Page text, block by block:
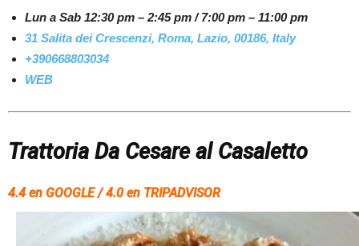
Lun a Sab 12:30 pm – 2:45 pm / 7:00 pm – 11:00 pm
31 Salita dei Crescenzi, Roma, Lazio, 00186, Italy
+390668803034
WEB
Trattoria Da Cesare al Casaletto
4.4 en GOOGLE / 4.0 en TRIPADVISOR